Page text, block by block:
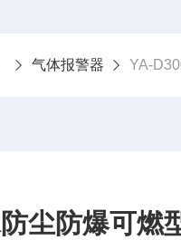
气体报警器 YA-
尘防爆可燃